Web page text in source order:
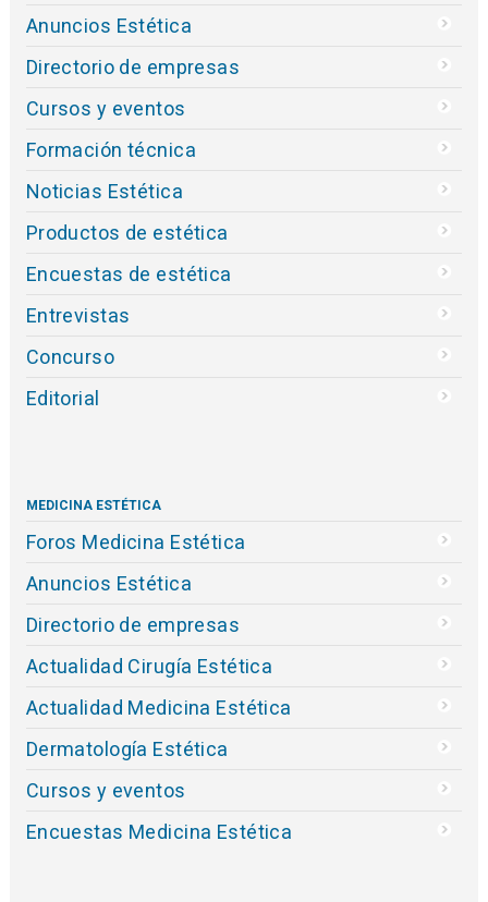
Anuncios Estética
Directorio de empresas
Cursos y eventos
Formación técnica
Noticias Estética
Productos de estética
Encuestas de estética
Entrevistas
Concurso
Editorial
MEDICINA ESTÉTICA
Foros Medicina Estética
Anuncios Estética
Directorio de empresas
Actualidad Cirugía Estética
Actualidad Medicina Estética
Dermatología Estética
Cursos y eventos
Encuestas Medicina Estética